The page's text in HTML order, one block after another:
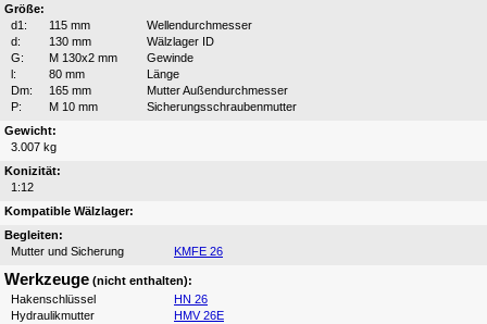
Größe:
d1:
115 mm
Wellendurchmesser
d:
130 mm
Wälzlager ID
G:
M 130x2 mm
Gewinde
l:
80 mm
Länge
Dm:
165 mm
Mutter Außendurchmesser
P:
M 10 mm
Sicherungsschraubenmutter
Gewicht:
3.007 kg
Konizität:
1:12
Kompatible Wälzlager:
Begleiten:
Mutter und Sicherung
KMFE 26
Werkzeuge (nicht enthalten):
Hakenschlüssel
HN 26
Hydraulikmutter
HMV 26E